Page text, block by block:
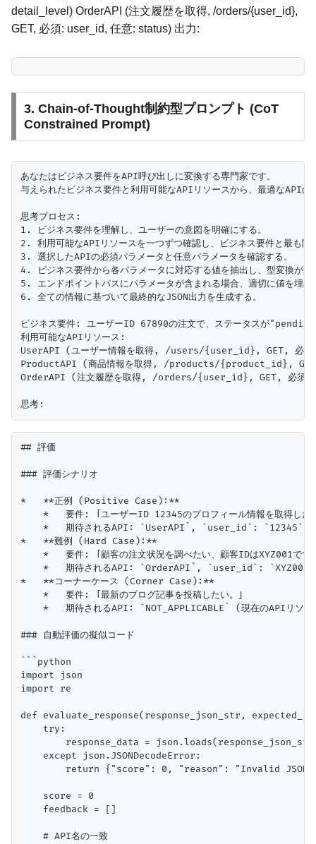
detail_level) OrderAPI (注文履歴を取得, /orders/{user_id},
GET, 必須: user_id, 任意: status) 出力:
3. Chain-of-Thought制約型プロンプト (CoT
Constrained Prompt)
あなたはビジネス要件をAPI呼び出しに変換する専門家です。
与えられたビジネス要件と利用可能なAPIリソースから、最適なAPI
思考プロセス:
1. ビジネス要件を理解し、ユーザーの意図を明確にする。
2. 利用可能なAPIリソースを一つずつ確認し、ビジネス要件と最も
3. 選択したAPIの必須パラメータと任意パラメータを確認する。
4. ビジネス要件から各パラメータに対応する値を抽出し、型変換が
5. エンドポイントパスにパラメータが含まれる場合、適切に値を埋め
6. 全ての情報に基づいて最終的なJSON出力を生成する。
ビジネス要件: ユーザーID 67890の注文で、ステータスが
利用可能なAPIリソース:
UserAPI (ユーザー情報を取得, /users/{user_id}, GET,
ProductAPI (商品情報を取得, /products/{product_id},
OrderAPI (注文履歴を取得, /orders/{user_id}, GET, 必
## 評価
### 評価シナリオ
*   **正例 (Positive Case):**
*   要件: 「ユーザーID 12345のプロフィール情報を取得した
    *   期待されるAPI: `UserAPI`, `user_id`: `12345`
*   **難例 (Hard Case):**
*   要件: 「顧客の注文状況を調べたい、顧客IDはXYZ001です
*   期待されるAPI: `OrderAPI`, `user_id`:
*   **コーナーケース (Corner Case):**
    *   要件: 「最新のブログ記事を投稿したい。」
*   期待されるAPI: `NOT_APPLICABLE` (現在のAPIリソー
### 自動評価の擬似コード
```python
import json
import re
def evaluate_response(response_json_str,
    try:
response_data =
    except json.JSONDecodeError:
return {"score": 0, "reason": "Invalid JSON
    score = 0
    feedback = []
    # API名の一致